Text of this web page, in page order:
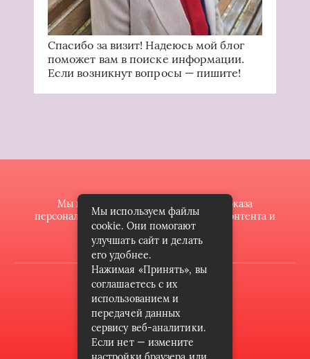
Спасибо за визит! Надеюсь мой блог
поможет вам в поиске информации.
Если возникнут вопросы — пишите!
Мы используем файлы cookie для показа
персонализированной рекламы и/или контента и
анализа нашего трафика.
2022 © butik-doll.ru
Карта сайта
Контакты
Пользовательское соглашение
Мы используем файлы
cookie. Они помогают
улучшать сайт и делать
его удобнее.
Нажимая «Принять», вы
соглашаетесь с их
использованием и
передачей данных
сервису веб-аналитики.
Если нет — измените